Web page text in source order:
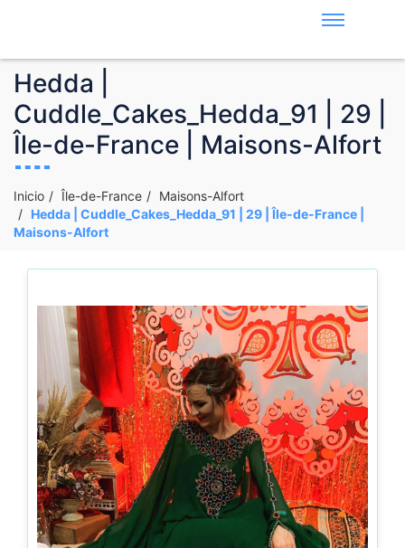
Hedda |
Cuddle_Cakes_Hedda_91 | 29 |
Île-de-France | Maisons-Alfort
Inicio Île-de-France
Maisons-Alfort
Hedda | Cuddle_Cakes_Hedda_91 | 29 | Île-de-France |
Maisons-Alfort